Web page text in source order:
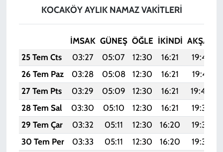
KOCAKÖY AYLIK NAMAZ VAKITLERI
İMSAK GÜNEŞ ÖĞLE İKINDI AKŞAM
25 Tem Cts
03:27 05:07 12:30 16:21
19:42
26 Tem Paz
03:28 05:08 12:30 16:21 19:41
27 Tem Pts
03:29 05:09 12:30 16:21
19:40
28 Tem Sal
03:30 05:10 12:30 16:21
19:39
29 Tem Çar
03:32 05:11 12:30 16:20 19:39
30 Tem Per
03:33 05:11 12:30 16:20 19:38